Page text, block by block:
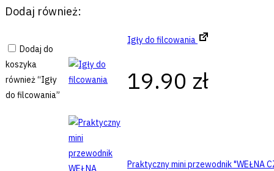
Dodaj również:
Dodaj do
koszyka
również “Igły
do filcowania”
Igły do filcowania
19.90 zł
Praktyczny mini przewodnik "WEŁNA